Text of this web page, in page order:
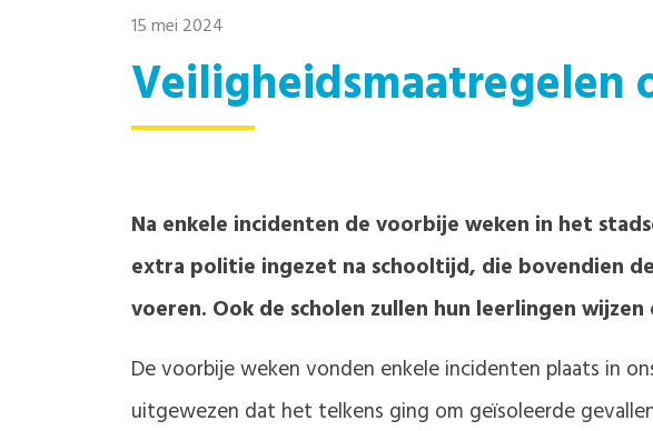
15 mei 2024
Veiligheidsmaatregelen
Na enkele incidenten de voorbije weken in het
extra politie ingezet na schooltijd, die bovendien
voeren. Ook de scholen zullen hun leerlingen
De voorbije weken vonden enkele incidenten plaats in
uitgewezen dat het telkens ging om geïsoleerde